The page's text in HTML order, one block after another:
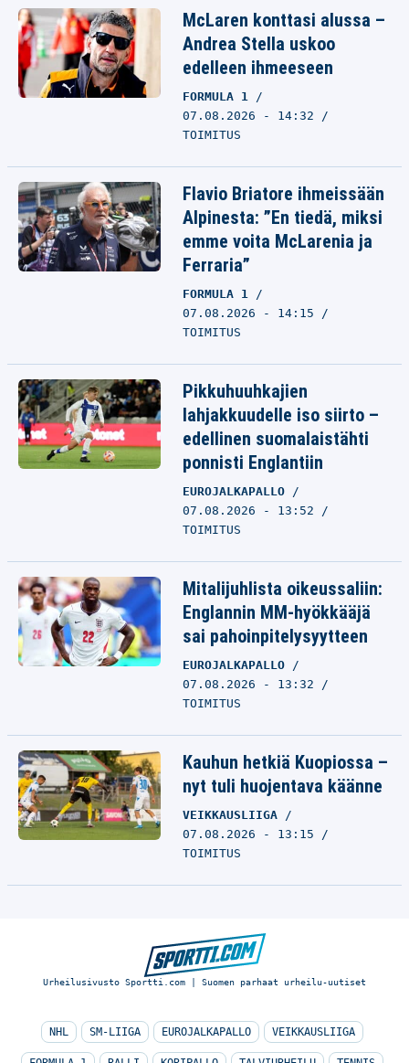
McLaren konttasi alussa –
Andrea Stella uskoo
edelleen ihmeeseen
FORMULA 1
07.08.2026 - 14:32
TOIMITUS
Flavio Briatore ihmeissään
Alpinesta: ”En tiedä, miksi
emme voita McLarenia ja
Ferraria”
FORMULA 1
07.08.2026 - 14:15
TOIMITUS
Pikkuhuuhkajien
lahjakkuudelle iso siirto –
edellinen suomalaistähti
ponnisti Englantiin
EUROJALKAPALLO
07.08.2026 - 13:52
TOIMITUS
Mitalijuhlista oikeussaliin:
Englannin MM-hyökkääjä
sai pahoinpitelysyytteen
EUROJALKAPALLO
07.08.2026 - 13:32
TOIMITUS
Kauhun hetkiä Kuopiossa –
nyt tuli huojentava käänne
VEIKKAUSLIIGA
07.08.2026 - 13:15
TOIMITUS
Urheilusivusto Sportti.com | Suomen parhaat urheilu-uutiset
NHL SM-LIIGA EUROJALKAPALLO VEIKKAUSLIIGA